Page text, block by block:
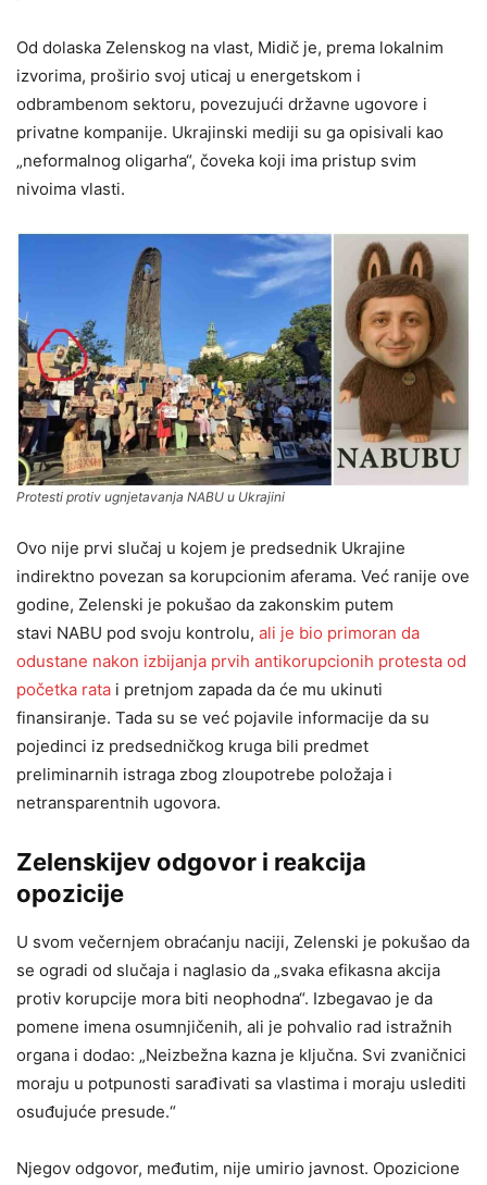
Od dolaska Zelenskog na vlast, Midič je, prema lokalnim
izvorima, proširio svoj uticaj u energetskom i
odbrambenom sektoru, povezujući državne ugovore i
privatne kompanije. Ukrajinski mediji su ga opisivali kao
„neformalnog oligarha“, čoveka koji ima pristup svim
nivoima vlasti.
Protesti protiv ugnjetavanja NABU u Ukrajini
Ovo nije prvi slučaj u kojem je predsednik Ukrajine
indirektno povezan sa korupcionim aferama. Već ranije ove
godine, Zelenski je pokušao da zakonskim putem
stavi NABU pod svoju kontrolu, ali je bio primoran da
odustane nakon izbijanja prvih antikorupcionih protesta od
početka rata i pretnjom zapada da će mu ukinuti
finansiranje. Tada su se već pojavile informacije da su
pojedinci iz predsedničkog kruga bili predmet
preliminarnih istraga zbog zloupotrebe položaja i
netransparentnih ugovora.
Zelenskijev odgovor i reakcija
opozicije
U svom večernjem obraćanju naciji, Zelenski je pokušao da
se ogradi od slučaja i naglasio da „svaka efikasna akcija
protiv korupcije mora biti neophodna“. Izbegavao je da
pomene imena osumnjičenih, ali je pohvalio rad istražnih
organa i dodao: „Neizbežna kazna je ključna. Svi zvaničnici
moraju u potpunosti sarađivati sa vlastima i moraju uslediti
osuđujuće presude.“
Njegov odgovor, međutim, nije umirio javnost. Opozicione